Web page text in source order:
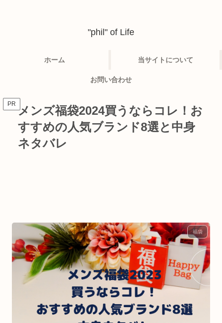
"phil" of Life
ホーム 当サイトについて
お問い合わせ
PR メンズ福袋2024買うならコレ！お
すすめの人気ブランド8選と中身
ネタバレ
福袋